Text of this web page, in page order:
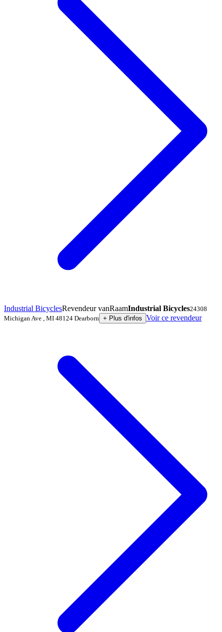
Industrial BicyclesRevendeur vanRaamIndustrial Bicycles24308
Michigan Ave , MI 48124 Dearborn + Plus d'infos Voir ce revendeur